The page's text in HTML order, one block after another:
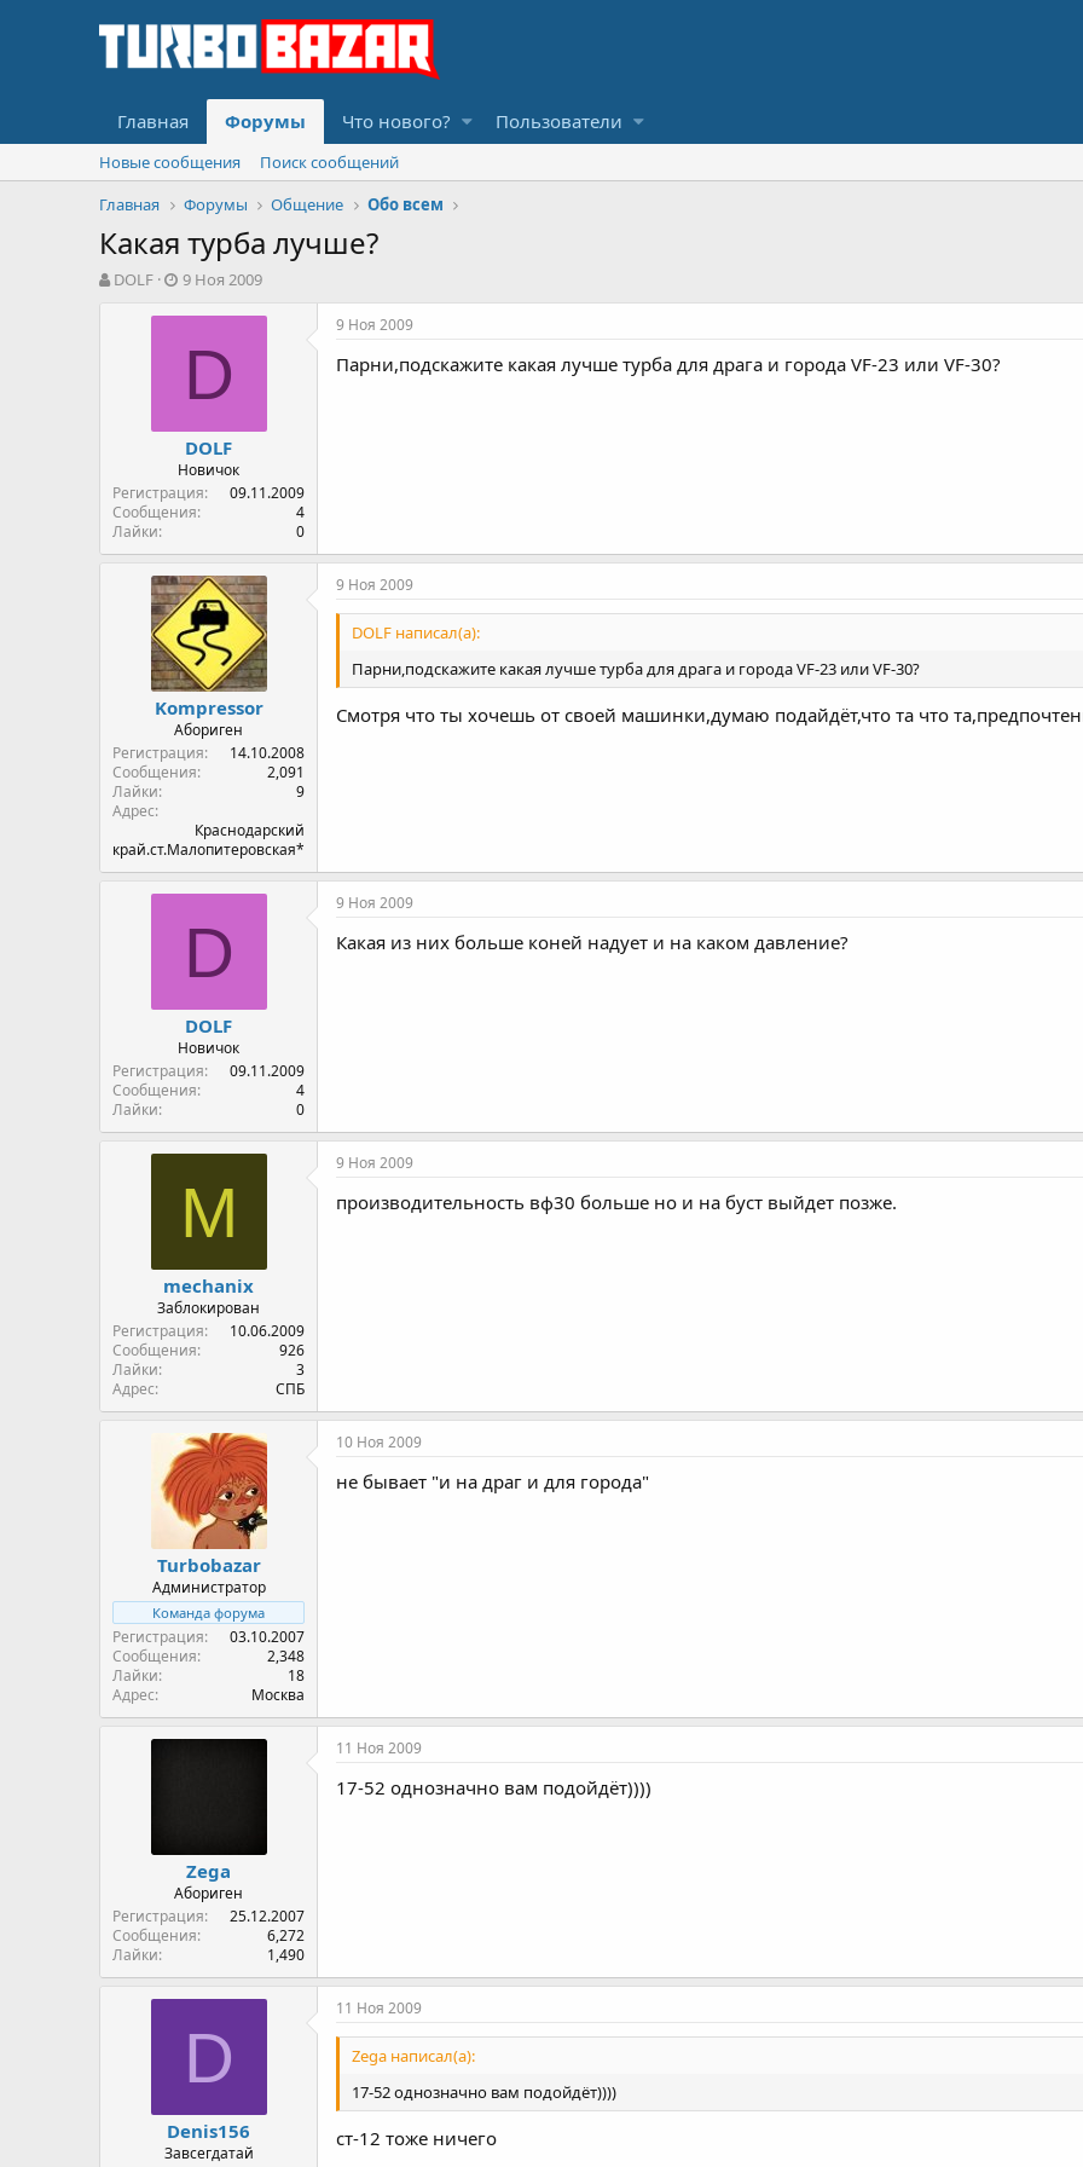
Главная Форумы Что нового? Пользователи
Новые сообщения
Поиск сообщений
Главная
Форумы Общение Обо всем
Какая турба лучше?
А
DOLF
Д
т
а
л
а
9 Ноя 2009
D
DOLF
Новичок
Регистрация
09.11.2009
Сообщения
4
Лайки
0
9 Ноя 2009
Парни,подскажите какая лучше турба для драга и города VF-23 или VF-30?
Kompressor
Абориген
Регистрация
14.10.2008
Сообщения
2,091
Лайки
9
Адрес
Краснодарский
край.ст.Малопитеровская*
9 Ноя 2009
DOLF написал(а):
Парни,подскажите какая лучше турба для драга и города VF-23 или VF-30?
Cмотря что ты хочешь от своей машинки,думаю подайдёт,что та что
D
DOLF
Новичок
Регистрация
09.11.2009
Сообщения
4
Лайки
0
9 Ноя 2009
Какая из них больше коней надует и на каком давление?
M
mechanix
Заблокирован
Регистрация
10.06.2009
Сообщения
926
Лайки
3
Адрес
СПБ
9 Ноя 2009
производительность вф30 больше но и на буст выйдет позже.
Turbobazar
Администратор
Команда форума
Регистрация
03.10.2007
Сообщения
2,348
Лайки
18
Адрес
Москва
10 Ноя 2009
не бывает "и на драг и для города"
Zega
Абориген
Регистрация
25.12.2007
Сообщения
6,272
Лайки
1,490
11 Ноя 2009
17-52 однозначно вам подойдёт))))
D
Denis156
Завсегдатай
11 Ноя 2009
Zega написал(а):
17-52 однозначно вам подойдёт))))
ст-12 тоже ничего